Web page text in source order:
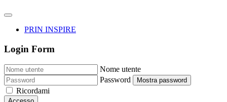
PRIN INSPIRE
Login Form
Nome utente
Password
Mostra password
Ricordami